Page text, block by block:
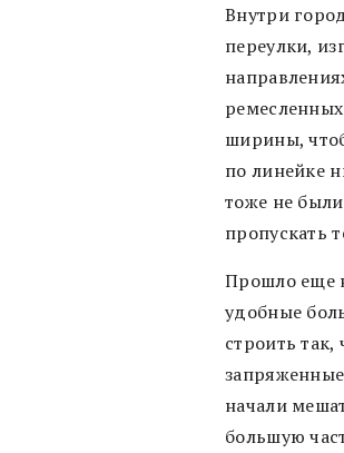
Внутри
переулки,
ширины,
по линейке
тоже не
пропускать
Прошло еще
удобные
строить
начали
большую